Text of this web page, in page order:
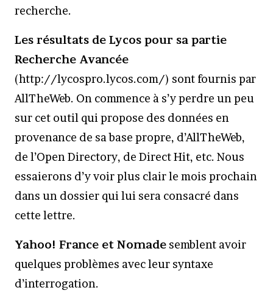
recherche.
Les résultats de Lycos pour sa partie
Recherche Avancée
(http://lycospro.lycos.com/) sont fournis par
AllTheWeb. On commence à s’y perdre un peu
sur cet outil qui propose des données en
provenance de sa base propre, d’AllTheWeb,
de l’Open Directory, de Direct Hit, etc. Nous
essaierons d’y voir plus clair le mois prochain
dans un dossier qui lui sera consacré dans
cette lettre.
Yahoo! France et Nomade semblent avoir
quelques problèmes avec leur syntaxe
d’interrogation.